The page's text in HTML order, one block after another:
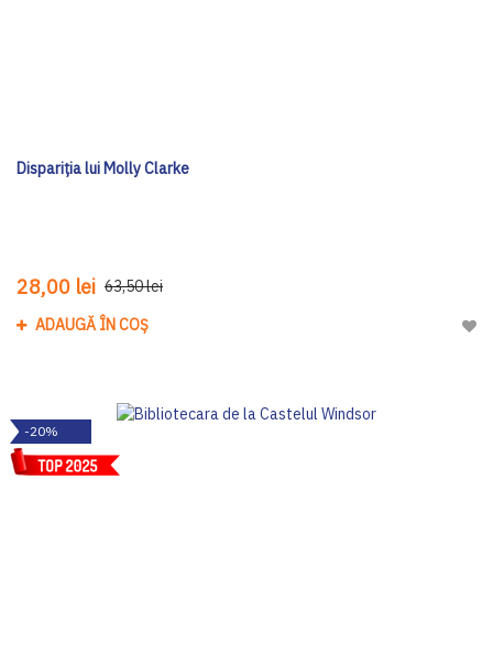
Dispariția lui Molly Clarke
28,00 lei 63,50 lei
ADAUGĂ ÎN COȘ
-20%